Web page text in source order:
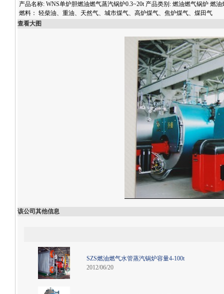
产品名称: WNS单炉胆燃油燃气蒸汽锅炉0.3~20t 产品类别: 燃油燃气锅炉 燃
燃料： 轻柴油、重油、天然气、城市煤气、高炉煤气、焦炉煤气、煤田气
查看大图
该公司其他信息
SZS燃油燃气水管蒸汽锅炉容量4-100t
2012/06/20